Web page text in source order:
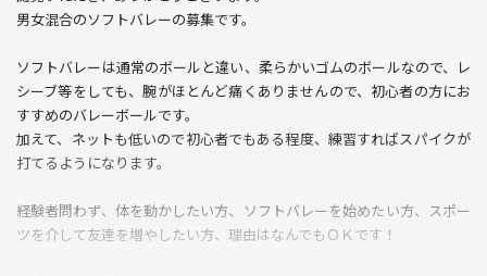
男女混合のソフトバレーの募集です。
ソフトバレーは通常のボールと違い、柔らかいゴムのボールなので、レ
シーブ等をしても、腕がほとんど痛くありませんので、初心者の方にお
すすめのバレーボールです。
加えて、ネットも低いので初心者でもある程度、練習すればスパイクが
打てるようになります。
経験者問わず、体を動かしたい方、ソフトバレーを始めたい方、スポー
ツを介して友達を増やしたい方、理由はなんでもＯＫです！